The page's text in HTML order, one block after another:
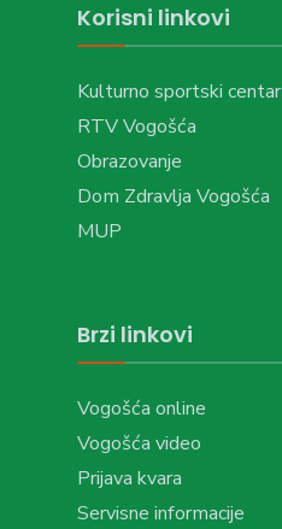
Korisni linkovi
Kulturno sportski centar
RTV Vogošća
Obrazovanje
Dom Zdravlja Vogošća
MUP
Brzi linkovi
Vogošća online
Vogošća video
Prijava kvara
Servisne informacije